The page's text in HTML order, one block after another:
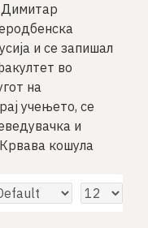
Димитар
и се запишал
во
на
учењето, се
и
кошула